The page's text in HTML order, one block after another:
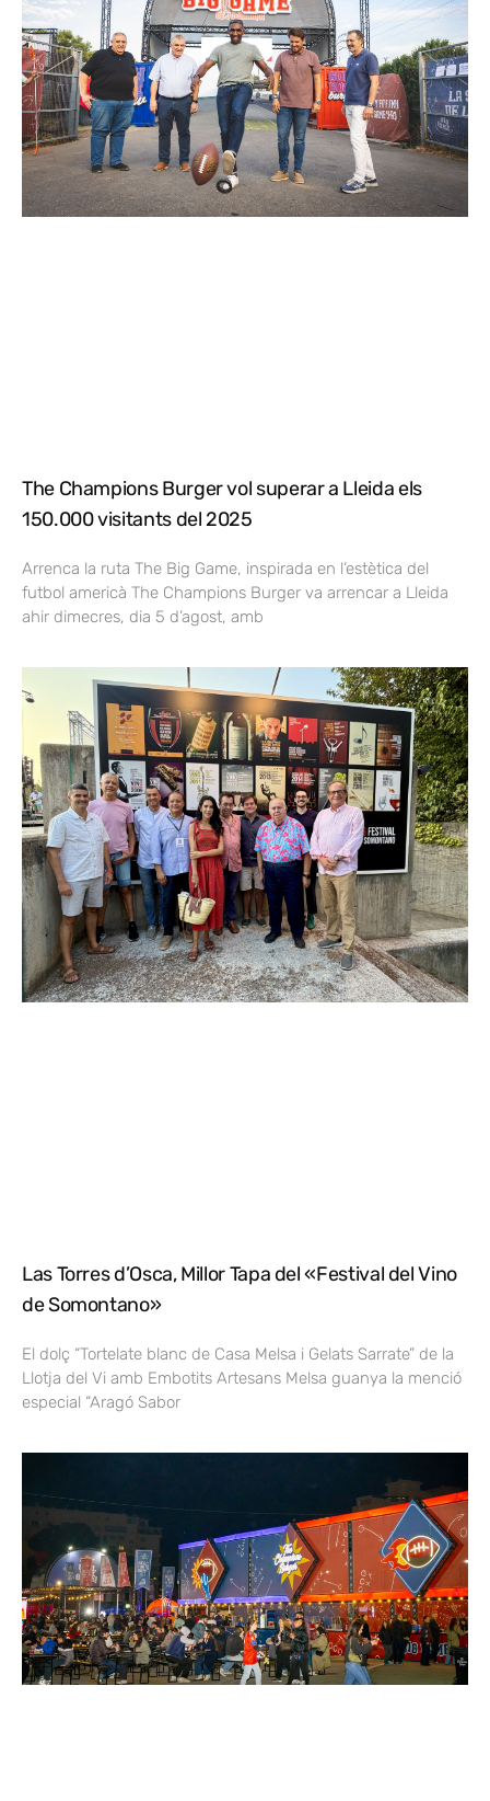
The Champions Burger vol superar a Lleida els
150.000 visitants del 2025
Arrenca la ruta The Big Game, inspirada en l’estètica del
futbol americà The Champions Burger va arrencar a Lleida
ahir dimecres, dia 5 d’agost, amb
Las Torres d’Osca, Millor Tapa del «Festival del Vino
de Somontano»
El dolç “Tortelate blanc de Casa Melsa i Gelats Sarrate” de la
Llotja del Vi amb Embotits Artesans Melsa guanya la menció
especial “Aragó Sabor